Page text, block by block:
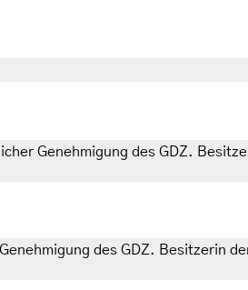
Genehmigung des GDZ.
des GDZ. Besitzerin